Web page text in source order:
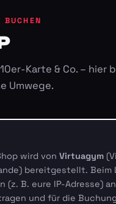
BUCHEN
Karte & Co. –
Umwege.
wird von Virtuagym
bereitgestellt. Beim
(z. B. eure IP-Adresse)
und für die